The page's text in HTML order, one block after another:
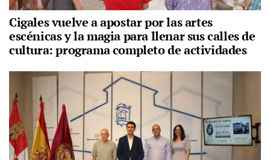
Cigales vuelve a apostar por las artes
escénicas y la magia para llenar sus calles de
cultura: programa completo de actividades